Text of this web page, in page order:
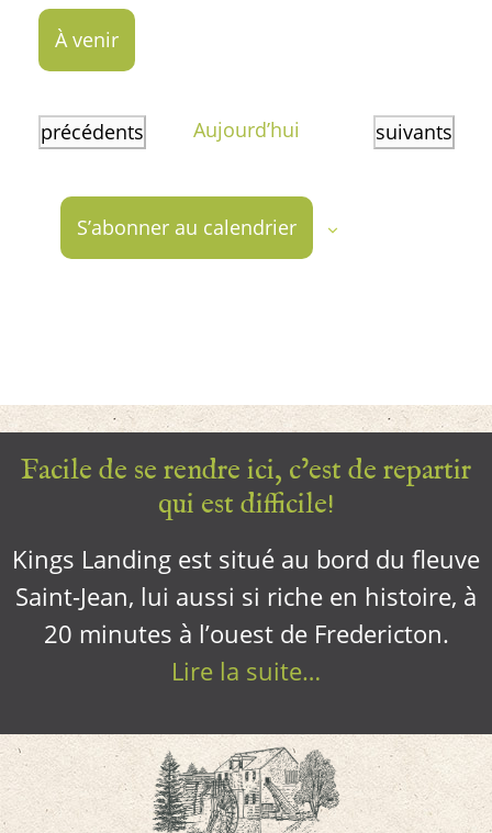
À venir
une
date.
Événements
précédents Aujourd’hui Événements
suivants
S’abonner au calendrier
Facile de se rendre ici, c’est de repartir
qui est difficile!
Kings Landing est situé au bord du fleuve
Saint-Jean, lui aussi si riche en histoire, à
20 minutes à l’ouest de Fredericton.
Lire la suite…